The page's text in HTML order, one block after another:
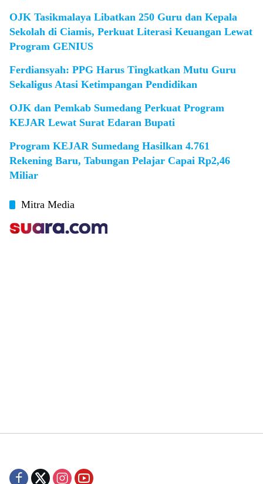
OJK Tasikmalaya Libatkan 250 Guru dan Kepala
Sekolah di Ciamis, Perkuat Literasi Keuangan Lewat
Program GENIUS
Ferdiansyah: PPG Harus Tingkatkan Mutu Guru
Sekaligus Atasi Ketimpangan Pendidikan
OJK dan Pemkab Sumedang Perkuat Program
KEJAR Lewat Surat Edaran Bupati
Program KEJAR Sumedang Hasilkan 4.761
Rekening Baru, Tabungan Pelajar Capai Rp2,46
Miliar
Mitra Media